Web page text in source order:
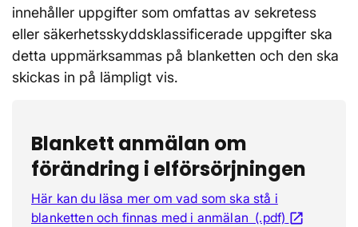
innehåller uppgifter som omfattas av sekretess
eller säkerhetsskyddsklassificerade uppgifter ska
detta uppmärksammas på blanketten och den ska
skickas in på lämpligt vis.
Blankett anmälan om
förändring i elförsörjningen
Här kan du läsa mer om vad som ska stå i
blanketten och finnas med i anmälan (.pdf) open_in_new